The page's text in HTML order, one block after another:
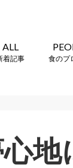
ALL
着記事 食のプ
地